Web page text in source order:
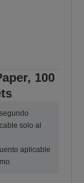
100
solo al
aplicable